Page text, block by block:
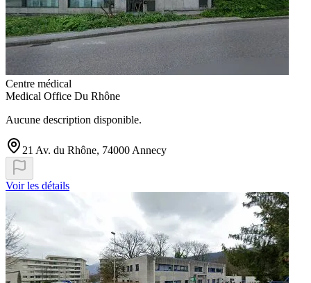
Centre médical
Medical Office Du Rhône
Aucune description disponible.
21 Av. du Rhône, 74000 Annecy
Voir les détails